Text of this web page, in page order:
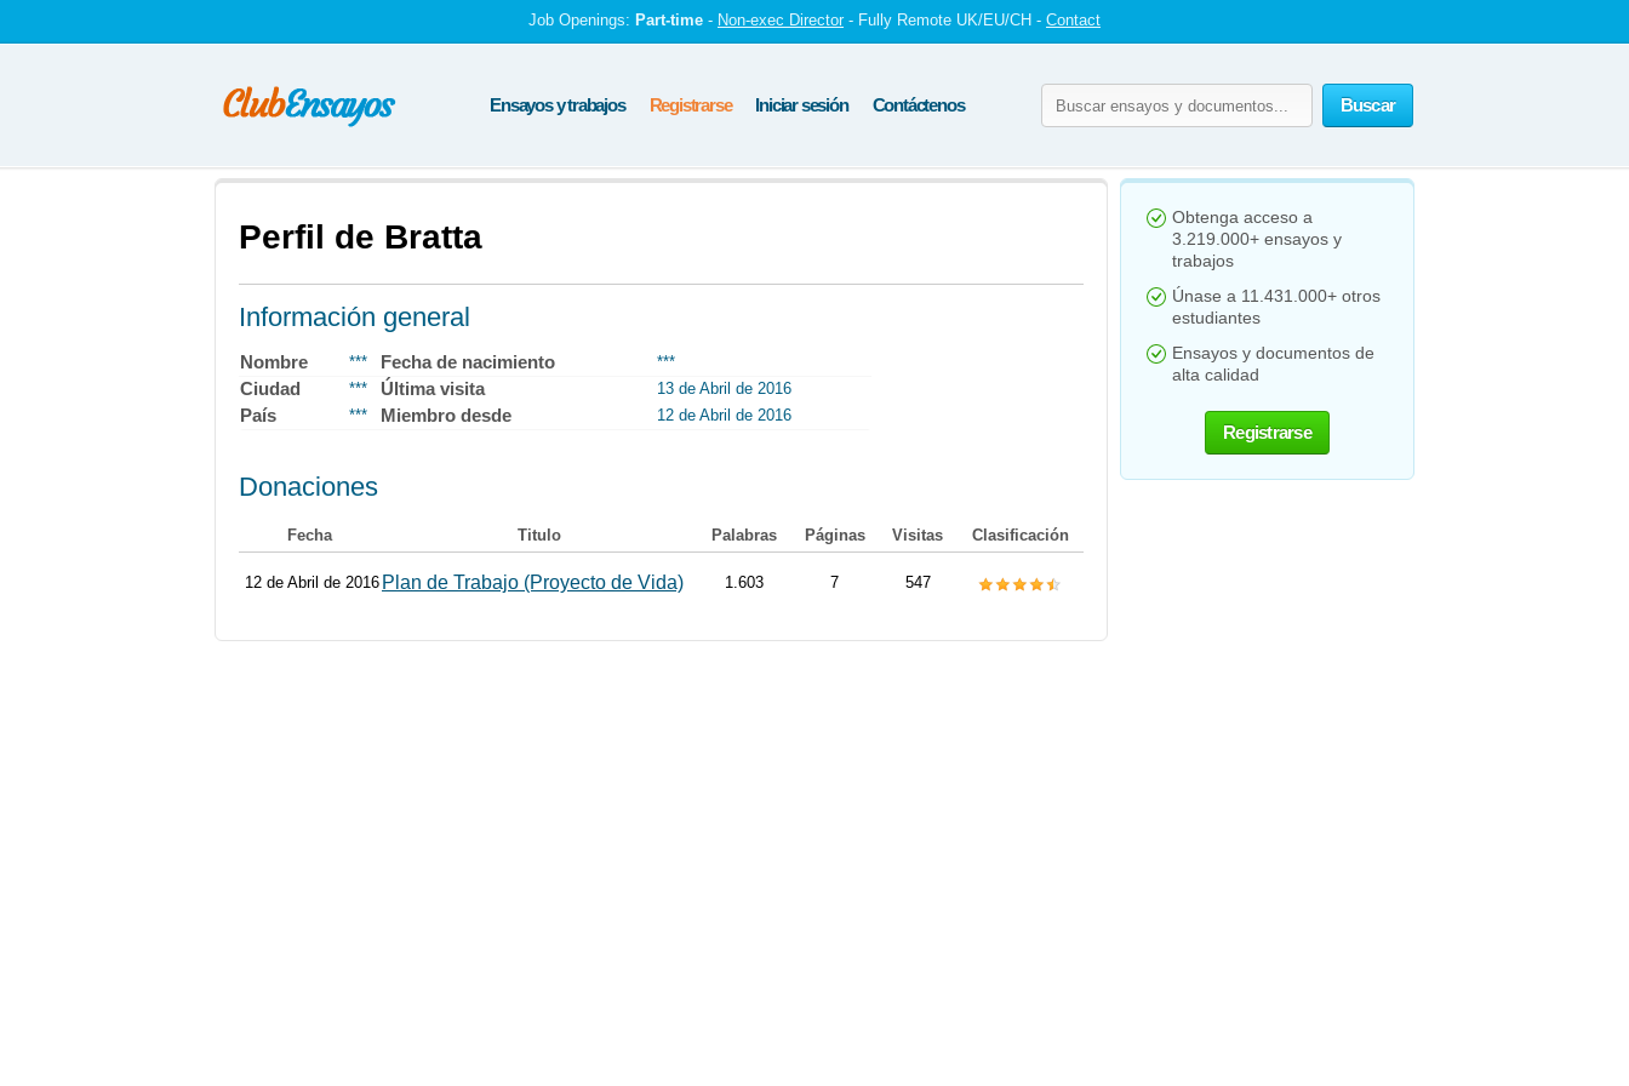
Job Openings: Part-time - Non-exec Director - Fully Remote UK/EU/CH - Contact
Buscar
Ensayos y trabajos Registrarse Iniciar sesión Contáctenos
Perfil de Bratta
Información general
Nombre *** Fecha de nacimiento ***
Ciudad *** Última visita 13 de Abril de 2016
País *** Miembro desde 12 de Abril de 2016
Donaciones
Fecha Titulo Palabras Páginas Visitas Clasificación
12 de Abril de 2016 Plan de Trabajo (Proyecto de Vida) 1.603 7 547
Obtenga acceso a
3.219.000+ ensayos y
trabajos
Únase a 11.431.000+ otros
estudiantes
Ensayos y documentos de
alta calidad
Registrarse